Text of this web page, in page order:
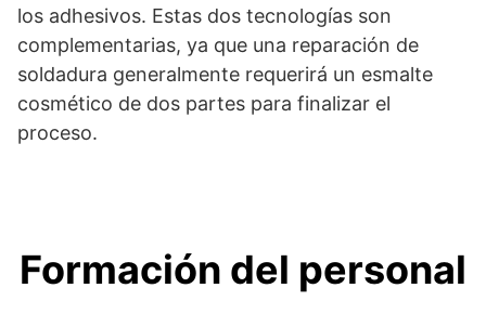
los adhesivos. Estas dos tecnologías son
complementarias, ya que una reparación de
soldadura generalmente requerirá un esmalte
cosmético de dos partes para finalizar el
proceso.
Formación del personal